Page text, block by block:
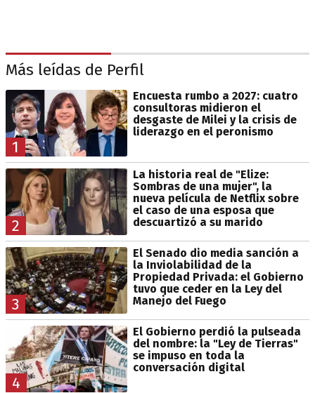
Más leídas de Perfil
1
Encuesta rumbo a 2027: cuatro
consultoras midieron el
desgaste de Milei y la crisis de
liderazgo en el peronismo
2
La historia real de "Elize:
Sombras de una mujer", la
nueva película de Netflix sobre
el caso de una esposa que
descuartizó a su marido
3
El Senado dio media sanción a
la Inviolabilidad de la
Propiedad Privada: el Gobierno
tuvo que ceder en la Ley del
Manejo del Fuego
4
El Gobierno perdió la pulseada
del nombre: la "Ley de Tierras"
se impuso en toda la
conversación digital